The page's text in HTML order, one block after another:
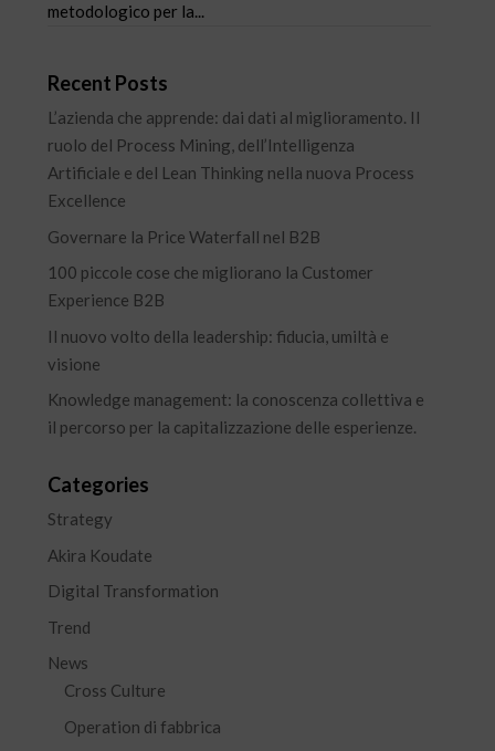
metodologico per la...
Recent Posts
L’azienda che apprende: dai dati al miglioramento. Il
ruolo del Process Mining, dell’Intelligenza
Artificiale e del Lean Thinking nella nuova Process
Excellence
Governare la Price Waterfall nel B2B
100 piccole cose che migliorano la Customer
Experience B2B
Il nuovo volto della leadership: fiducia, umiltà e
visione
Knowledge management: la conoscenza collettiva e
il percorso per la capitalizzazione delle esperienze.
Categories
Strategy
Akira Koudate
Digital Transformation
Trend
News
Cross Culture
Operation di fabbrica